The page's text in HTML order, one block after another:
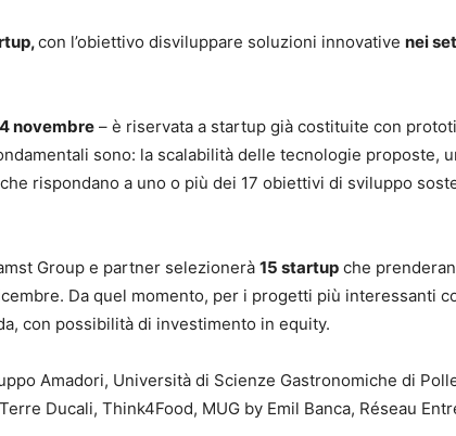
con l’obiettivo disviluppare soluzioni innovative nei
novembre – è riservata a startup già costituite con
sono: la scalabilità delle tecnologie proposte,
rispondano a uno o più dei 17 obiettivi di sviluppo
Group e partner selezionerà 15 startup che
Da quel momento, per i progetti più interessanti
con possibilità di investimento in equity.
Amadori, Università di Scienze Gastronomiche di
Ducali, Think4Food, MUG by Emil Banca, Réseau